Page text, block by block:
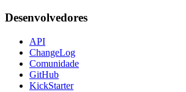
Desenvolvedores
API
ChangeLog
Comunidade
GitHub
KickStarter